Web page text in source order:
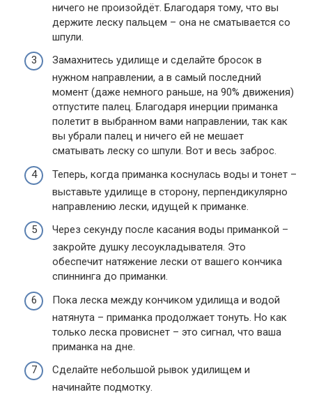
ничего не произойдёт. Благодаря тому, что вы
держите леску пальцем – она не сматывается со
шпули.
Замахнитесь удилище и сделайте бросок в
нужном направлении, а в самый последний
момент (даже немного раньше, на 90% движения)
отпустите палец. Благодаря инерции приманка
полетит в выбранном вами направлении, так как
вы убрали палец и ничего ей не мешает
сматывать леску со шпули. Вот и весь заброс.
Теперь, когда приманка коснулась воды и тонет –
выставьте удилище в сторону, перпендикулярно
направлению лески, идущей к приманке.
Через секунду после касания воды приманкой –
закройте душку лесоукладывателя. Это
обеспечит натяжение лески от вашего кончика
спиннинга до приманки.
Пока леска между кончиком удилища и водой
натянута – приманка продолжает тонуть. Но как
только леска провиснет – это сигнал, что ваша
приманка на дне.
Сделайте небольшой рывок удилищем и
начинайте подмотку.